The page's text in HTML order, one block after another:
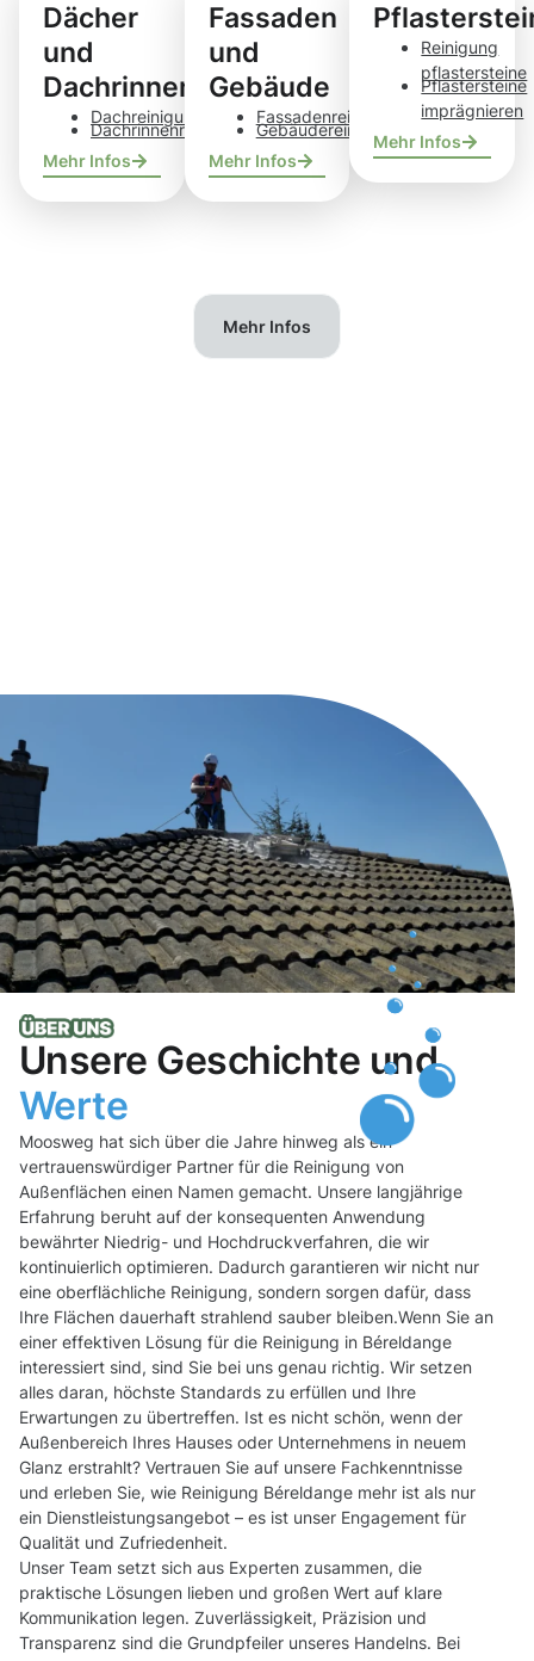
Dächer
und
Dachrinnen
Dachreinigung
Dachrinnenreinigung
Mehr Infos
Fassaden
und
Gebäude
Fassadenreinigung
Gebäudereinigung
Mehr Infos
Reinigung
pflastersteine
Pflastersteine
imprägnieren
Mehr Infos
Mehr Infos
Unsere Geschichte und
Werte
Moosweg hat sich über die Jahre hinweg als ein
vertrauenswürdiger Partner für die Reinigung von
Außenflächen einen Namen gemacht. Unsere langjährige
Erfahrung beruht auf der konsequenten Anwendung
bewährter Niedrig- und Hochdruckverfahren, die wir
kontinuierlich optimieren. Dadurch garantieren wir nicht nur
eine oberflächliche Reinigung, sondern sorgen dafür, dass
Ihre Flächen dauerhaft strahlend sauber bleiben.Wenn Sie an
einer effektiven Lösung für die Reinigung in Béreldange
interessiert sind, sind Sie bei uns genau richtig. Wir setzen
alles daran, höchste Standards zu erfüllen und Ihre
Erwartungen zu übertreffen. Ist es nicht schön, wenn der
Außenbereich Ihres Hauses oder Unternehmens in neuem
Glanz erstrahlt? Vertrauen Sie auf unsere Fachkenntnisse
und erleben Sie, wie Reinigung Béreldange mehr ist als nur
ein Dienstleistungsangebot – es ist unser Engagement für
Qualität und Zufriedenheit.
Unser Team setzt sich aus Experten zusammen, die
praktische Lösungen lieben und großen Wert auf klare
Kommunikation legen. Zuverlässigkeit, Präzision und
Transparenz sind die Grundpfeiler unseres Handelns. Bei